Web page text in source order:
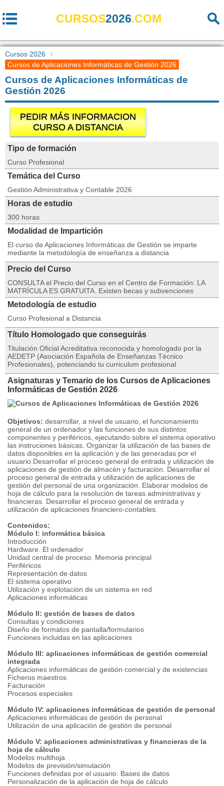
CURSOS2026.COM
Cursos 2026
Cursos de Aplicaciones Informáticas de Gestión 2026
Cursos de Aplicaciones Informáticas de
Gestión 2026
PEDIR MÁS INFORMACION
CURSO A DISTANCIA
Tipo de formación
Curso Profesional
Temática del Curso
Gestión Administrativa y Contable 2026
Horas de estudio
300 horas
Modalidad de Impartición
El curso de Aplicaciones Informáticas de Gestión se imparte
mediante la metodología de enseñanza a distancia
Precio del Curso
CONSULTA el Precio del Curso en el Centro de Formación: LA
MATRÍCULA ES GRATUITA. Existen becas y subvenciones
Metodología de estudio
Curso Profesional a Distancia
Título Homologado que conseguirás
Titulación Oficial Acreditativa reconocida y homologado por la
AEDETP (Asociación Española de Enseñanzas Técnico
Profesionales), potenciando tu curriculum profesional
Asignaturas y Temario de los Cursos de Aplicaciones
Informáticas de Gestión 2026
Objetivos: desarrollar, a nivel de usuario, el funcionamiento
general de un ordenador y las funciones de sus distintos
componentes y periféricos, ejecutando sobre el sistema operativo
las instruciones básicas. Organizar la utilización de las bases de
datos disponibles en la aplicación y de las generadas por el
usuario.Desarrollar el proceso general de entrada y utilización de
aplicaciones de gestión de almacén y facturación. Desarrollar el
proceso general de entrada y utilización de aplicaciones de
gestión del personal de una organización. Elaborar modelos de
hoja de cálculo para la resolución de tareas administrativas y
financieras. Desarrollar el proceso general de entrada y
utilización de aplicaciones financiero-contables.
Contenidos:
Módulo I: informática básica
Introducción
Hardware. El ordenador
Unidad central de proceso. Memoria principal
Periféricos
Representación de datos
El sistema operativo
Utilización y explotación de un sistema en red
Aplicaciones informáticas
Módulo II: gestión de bases de datos
Consultas y condiciones
Diseño de formatos de pantalla/formularios
Funciones incluidas en las aplicaciones
Módulo III: aplicaciones informáticas de gestión comercial
integrada
Aplicaciones informáticas de gestión comercial y de existencias
Ficheros maestros
Facturación
Procesos especiales
Módulo IV: aplicaciones informáticas de gestión de personal
Aplicaciones informáticas de gestión de personal
Utilización de una aplicación de gestión de personal
Módulo V: aplicaciones administrativas y financieras de la
hoja de cálculo
Modelos multihoja
Modelos de previsión/simulación
Funciones definidas por el usuario. Bases de datos
Personalización de la aplicación de hoja de cálculo